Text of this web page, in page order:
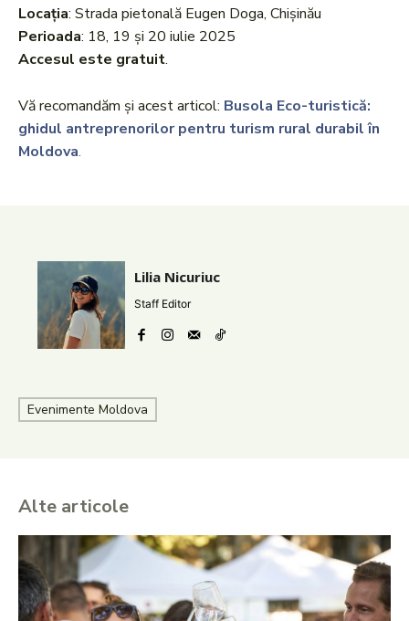
Locația: Strada pietonală Eugen Doga, Chișinău
Perioada: 18, 19 și 20 iulie 2025
Accesul este gratuit.
Vă recomandăm și acest articol: Busola Eco-turistică:
ghidul antreprenorilor pentru turism rural durabil în
Moldova.
Lilia Nicuriuc
Staff Editor
Evenimente Moldova
Alte articole